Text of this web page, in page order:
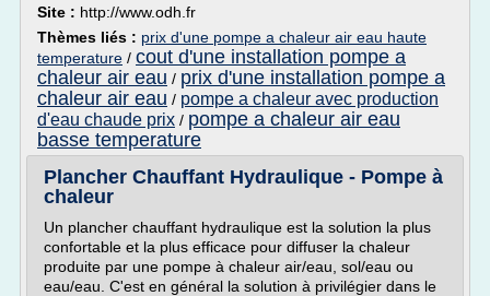
Site : http://www.odh.fr
Thèmes liés : prix d'une pompe a chaleur air eau haute
temperature / cout d'une installation pompe a
chaleur air eau / prix d'une installation pompe a
chaleur air eau / pompe a chaleur avec production
d'eau chaude prix / pompe a chaleur air eau
basse temperature
Plancher Chauffant Hydraulique - Pompe à
chaleur
Un plancher chauffant hydraulique est la solution la plus
confortable et la plus efficace pour diffuser la chaleur
produite par une pompe à chaleur air/eau, sol/eau ou
eau/eau. C'est en général la solution à privilégier dans le